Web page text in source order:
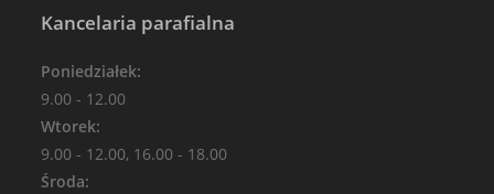
Kancelaria parafialna
Poniedziałek:
9.00 - 12.00
Wtorek:
9.00 - 12.00, 16.00 - 18.00
Środa: